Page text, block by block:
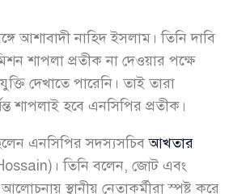
আশাবাদী নাহিদ ইসলাম। তিনি দাবি
শাপলা প্রতীক না দেওয়ার পক্ষে
দেখাতে পারেনি। তাই তারা
শাপলাই হবে এনসিপির প্রতীক।
এনসিপির সদস্যসচিবআখতার
তিনি বলেন, জোট এবং
স্থানীয় নেতাকর্মীরা স্পষ্ট করে